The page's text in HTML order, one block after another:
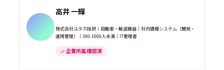
高井 一輝
株式会社ユタカ技研｜自動車・輸送機器｜社内情報システム（開発・
運用管理）｜300-1000人未満｜IT管理者
企業所属 確認済